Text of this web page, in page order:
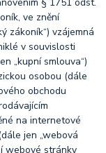
ve znění
zákoník“) vzájemná
v souvislosti
„kupní smlouva“)
osobou (dále
obchodu
na internetové
jen „webová
webové stránky